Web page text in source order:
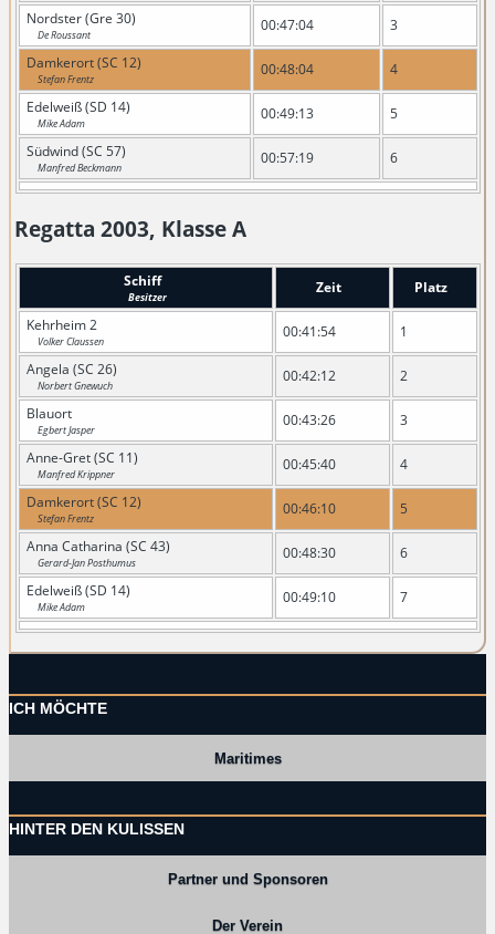
Nordster (Gre 30)
De Roussant
00:47:04
3
Damkerort (SC 12)
Stefan Frentz
00:48:04
4
Edelweiß (SD 14)
Mike Adam
00:49:13
5
Südwind (SC 57)
Manfred Beckmann
00:57:19 6
Regatta 2003, Klasse A
Schiff
Besitzer
Zeit
Platz
Kehrheim 2
Volker Claussen
00:41:54
1
Angela (SC 26)
Norbert Gnewuch
00:42:12
2
Blauort
Egbert Jasper
00:43:26
3
Anne-Gret (SC 11)
Manfred Krippner
00:45:40
4
Damkerort (SC 12)
Stefan Frentz
00:46:10
5
Anna Catharina (SC 43)
Gerard-Jan Posthumus
00:48:30
6
Edelweiß (SD 14)
Mike Adam
00:49:10 7
ICH MÖCHTE
Maritimes
HINTER DEN KULISSEN
Partner und Sponsoren
Der Verein